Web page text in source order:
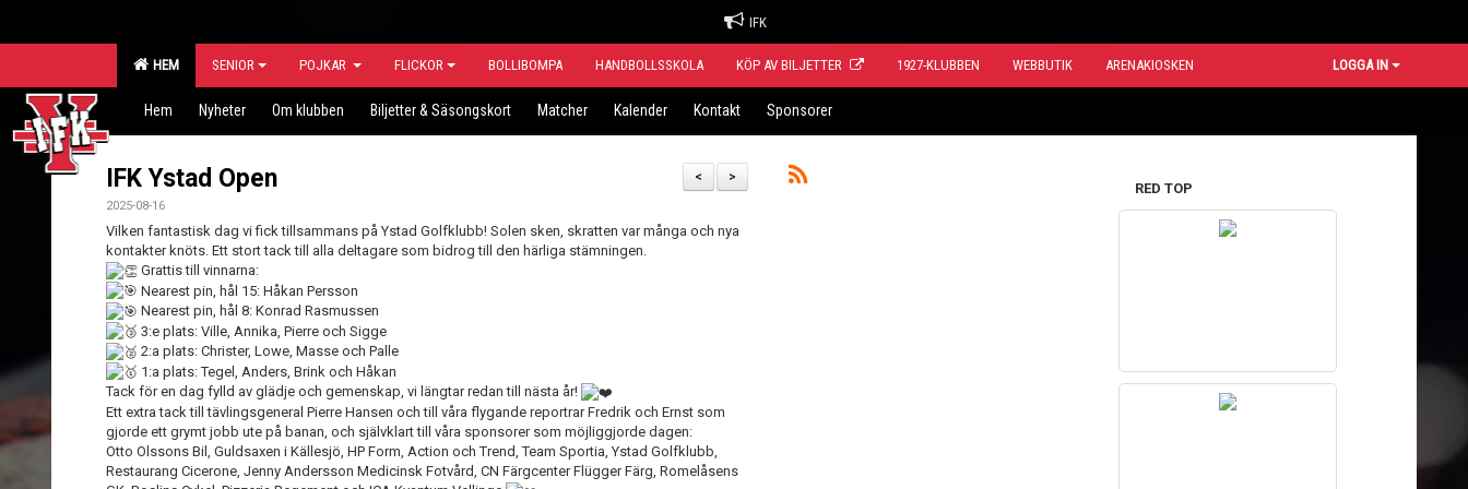
IFK
HEM SENIOR POJKAR FLICKOR BOLLIBOMPA HANDBOLLSSKOLA KÖP AV BILJETTER 1927-KLUBBEN WEBBUTIK ARENAKIOSKEN LOGGA IN
Hem Nyheter Om klubben Biljetter & Säsongskort Matcher Kalender Kontakt Sponsorer
>
<
IFK Ystad Open
2025-08-16
Vilken fantastisk dag vi fick tillsammans på Ystad Golfklubb! Solen sken, skratten var många och nya
kontakter knöts. Ett stort tack till alla deltagare som bidrog till den härliga stämningen.
Grattis till vinnarna:
Nearest pin, hål 15: Håkan Persson
Nearest pin, hål 8: Konrad Rasmussen
3:e plats: Ville, Annika, Pierre och Sigge
2:a plats: Christer, Lowe, Masse och Palle
1:a plats: Tegel, Anders, Brink och Håkan
Tack för en dag fylld av glädje och gemenskap, vi längtar redan till nästa år!
Ett extra tack till tävlingsgeneral Pierre Hansen och till våra flygande reportrar Fredrik och Ernst som
gjorde ett grymt jobb ute på banan, och självklart till våra sponsorer som möjliggjorde dagen:
Otto Olssons Bil, Guldsaxen i Källesjö, HP Form, Action och Trend, Team Sportia, Ystad Golfklubb,
Restaurang Cicerone, Jenny Andersson Medicinsk Fotvård, CN Färgcenter Flügger Färg, Romelåsens
RED TOP